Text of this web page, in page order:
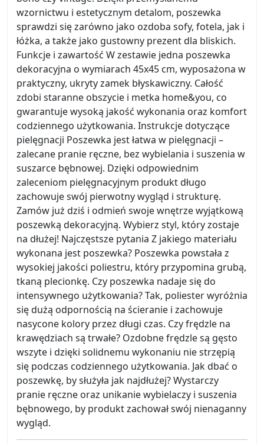
wzornictwu i estetycznym detalom, poszewka
sprawdzi się zarówno jako ozdoba sofy, fotela, jak i
łóżka, a także jako gustowny prezent dla bliskich.
Funkcje i zawartość W zestawie jedna poszewka
dekoracyjna o wymiarach 45x45 cm, wyposażona w
praktyczny, ukryty zamek błyskawiczny. Całość
zdobi staranne obszycie i metka home&you, co
gwarantuje wysoką jakość wykonania oraz komfort
codziennego użytkowania. Instrukcje dotyczące
pielęgnacji Poszewka jest łatwa w pielęgnacji –
zalecane pranie ręczne, bez wybielania i suszenia w
suszarce bębnowej. Dzięki odpowiednim
zaleceniom pielęgnacyjnym produkt długo
zachowuje swój pierwotny wygląd i strukturę.
Zamów już dziś i odmień swoje wnętrze wyjątkową
poszewką dekoracyjną. Wybierz styl, który zostaje
na dłużej! Najczęstsze pytania Z jakiego materiału
wykonana jest poszewka? Poszewka powstała z
wysokiej jakości poliestru, który przypomina grubą,
tkaną plecionkę. Czy poszewka nadaje się do
intensywnego użytkowania? Tak, poliester wyróżnia
się dużą odpornością na ścieranie i zachowuje
nasycone kolory przez długi czas. Czy frędzle na
krawędziach są trwałe? Ozdobne frędzle są gęsto
wszyte i dzięki solidnemu wykonaniu nie strzępią
się podczas codziennego użytkowania. Jak dbać o
poszewkę, by służyła jak najdłużej? Wystarczy
pranie ręczne oraz unikanie wybielaczy i suszenia
bębnowego, by produkt zachował swój nienaganny
wygląd.